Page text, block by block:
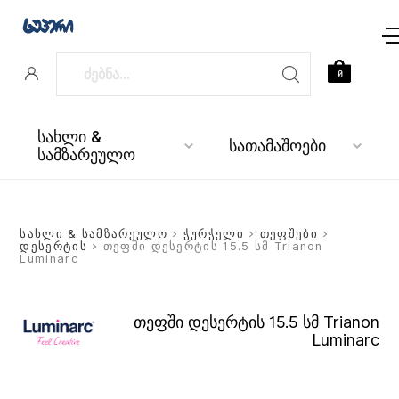
სახლი &
სამზარეულო სათამაშოები
0
სახლი & სამზარეულო > ჭურჭელი > თეფშები >
დესერტის > თეფში დესერტის 15.5 სმ Trianon
Luminarc
თეფში დესერტის 15.5 სმ Trianon
Luminarc